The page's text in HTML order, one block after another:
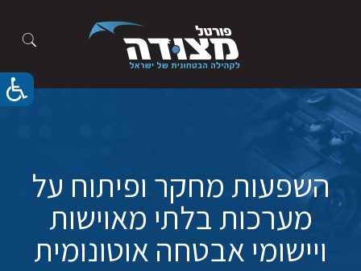
השפעות מחקר ופיתוח על
מערכות בלתי מאוישות
ויישומי אבטחה אוטונומית